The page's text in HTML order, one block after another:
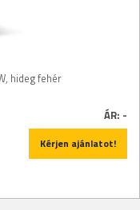
hideg fehér
ÁR: -
Kérjen ajánlatot!